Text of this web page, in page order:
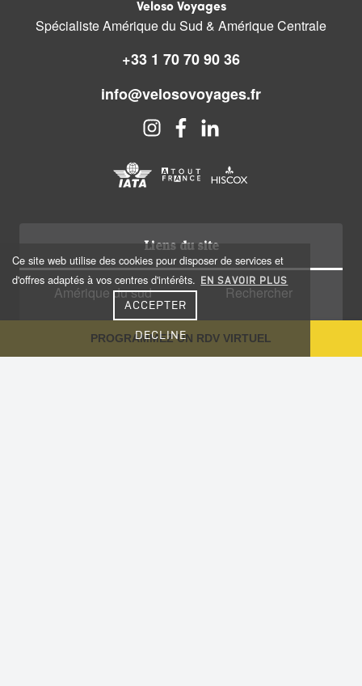
Ce site web utilise des cookies pour disposer de services et
d'offres adaptés à vos centres d'intérêts.
EN SAVOIR PLUS
DECLINE
ACCEPTER
PROGRAMMEZ UN RDV VIRTUEL
Veloso Voyages
Spécialiste Amérique du Sud & Amérique Centrale
+33 1 70 70 90 36
info@velosovoyages.fr
Liens du site
Amérique du sud
Amérique centrale
Caraïbes
Rechercher
Qui sommes nous?
Recrutement